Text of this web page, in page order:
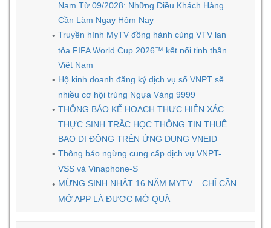
Nam Từ 09/2028: Những Điều Khách Hàng
Cần Làm Ngay Hôm Nay
Truyền hình MyTV đồng hành cùng VTV lan
tỏa FIFA World Cup 2026™ kết nối tinh thần
Việt Nam
Hộ kinh doanh đăng ký dịch vụ số VNPT sẽ
nhiều cơ hội trúng Ngựa Vàng 9999
THÔNG BÁO KẾ HOẠCH THỰC HIỆN XÁC
THỰC SINH TRẮC HỌC THÔNG TIN THUÊ
BAO DI ĐỘNG TRÊN ỨNG DỤNG VNEID
Thông báo ngừng cung cấp dịch vụ VNPT-
VSS và Vinaphone-S
MỪNG SINH NHẬT 16 NĂM MYTV – CHỈ CẦN
MỞ APP LÀ ĐƯỢC MỞ QUÀ